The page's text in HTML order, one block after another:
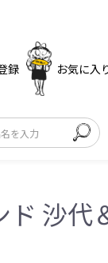
録 お気に入
ド 沙代